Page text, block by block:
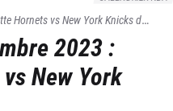
Hornets vsNew York Knicksdu
2023:
vsNew York